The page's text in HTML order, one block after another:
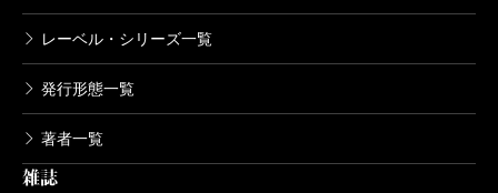
レーベル・シリーズ一覧
発行形態一覧
著者一覧
雑誌